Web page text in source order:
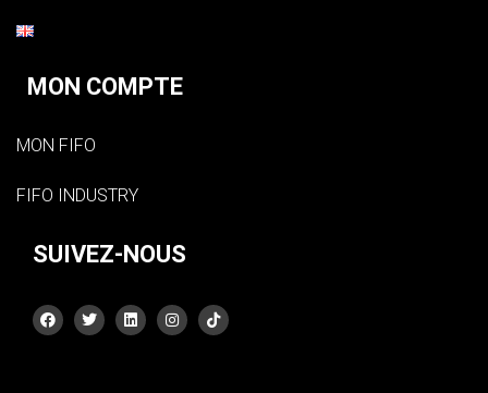
MON COMPTE
MON FIFO
FIFO INDUSTRY
SUIVEZ-NOUS